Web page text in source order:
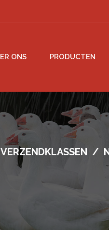
ONS PRODUCTEN
/